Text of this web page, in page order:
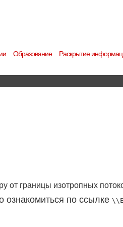
Образование Раскрытие
от границы изотропных
ознакомиться по ссылке